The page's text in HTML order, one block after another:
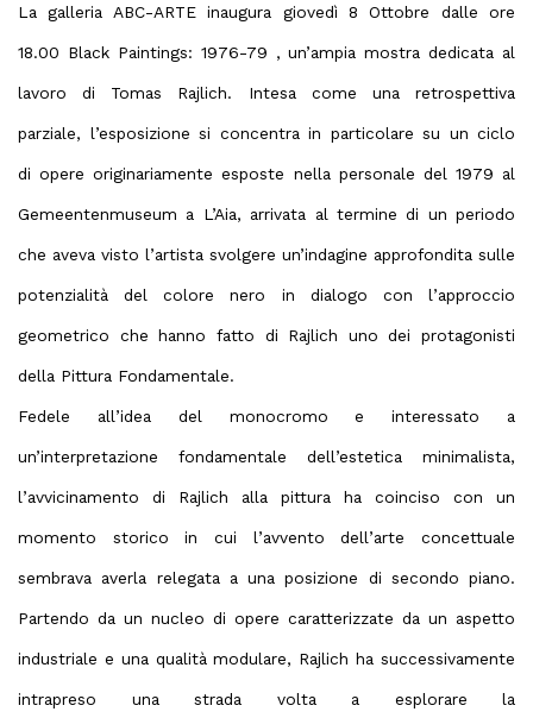
La galleria ABC-ARTE inaugura giovedì 8 Ottobre dalle ore
18.00 Black Paintings: 1976-79 , un’ampia mostra dedicata al
lavoro di Tomas Rajlich. Intesa come una retrospettiva
parziale, l’esposizione si concentra in particolare su un ciclo
di opere originariamente esposte nella personale del 1979 al
Gemeentenmuseum a L’Aia, arrivata al termine di un periodo
che aveva visto l’artista svolgere un’indagine approfondita sulle
potenzialità del colore nero in dialogo con l’approccio
geometrico che hanno fatto di Rajlich uno dei protagonisti
della Pittura Fondamentale.
Fedele all’idea del monocromo e interessato a
un’interpretazione fondamentale dell’estetica minimalista,
l’avvicinamento di Rajlich alla pittura ha coinciso con un
momento storico in cui l’avvento dell’arte concettuale
sembrava averla relegata a una posizione di secondo piano.
Partendo da un nucleo di opere caratterizzate da un aspetto
industriale e una qualità modulare, Rajlich ha successivamente
intrapreso una strada volta a esplorare la